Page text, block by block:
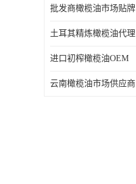
批发商橄榄油市场贴牌
土耳其精炼橄榄油代理
进口初榨橄榄油OEM
云南橄榄油市场供应商